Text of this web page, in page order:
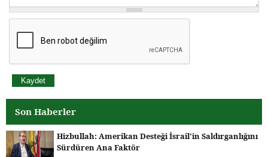
Son Haberler
Hizbullah: Amerikan Desteği İsrail'in Saldırganlığını
Sürdüren Ana Faktör